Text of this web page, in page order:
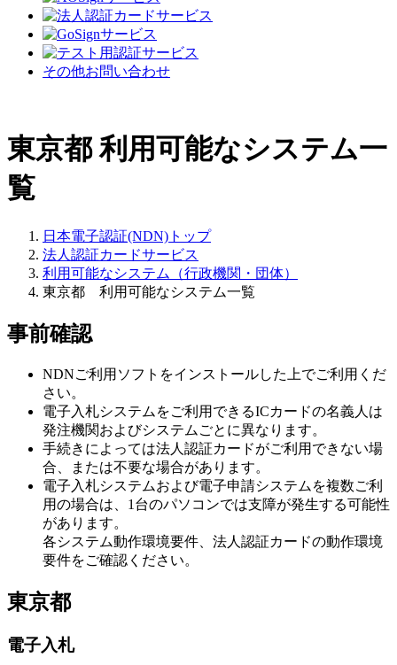
その他お問い合わせ
東京都 利用可能なシステム一
覧
日本電子認証(NDN)トップ
法人認証カードサービス
利用可能なシステム（行政機関・団体）
東京都 利用可能なシステム一覧
事前確認
NDNご利用ソフトをインストールした上でご利用くだ
さい。
電子入札システムをご利用できるICカードの名義人は
発注機関およびシステムごとに異なります。
手続きによっては法人認証カードがご利用できない場
合、または不要な場合があります。
電子入札システムおよび電子申請システムを複数ご利
用の場合は、1台のパソコンでは支障が発生する可能性
があります。
各システム動作環境要件、法人認証カードの動作環境
要件をご確認ください。
東京都
電子入札